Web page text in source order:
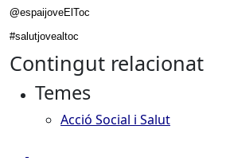
@espaijoveElToc
#salutjovealtoc
Contingut relacionat
Temes
Acció Social i Salut